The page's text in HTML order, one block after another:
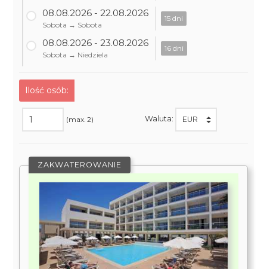
08.08.2026 - 22.08.2026
Sobota → Sobota
15 dni
08.08.2026 - 23.08.2026
Sobota → Niedziela
16 dni
Ilość osób:
(max. 2) Waluta:
ZAKWATEROWANIE